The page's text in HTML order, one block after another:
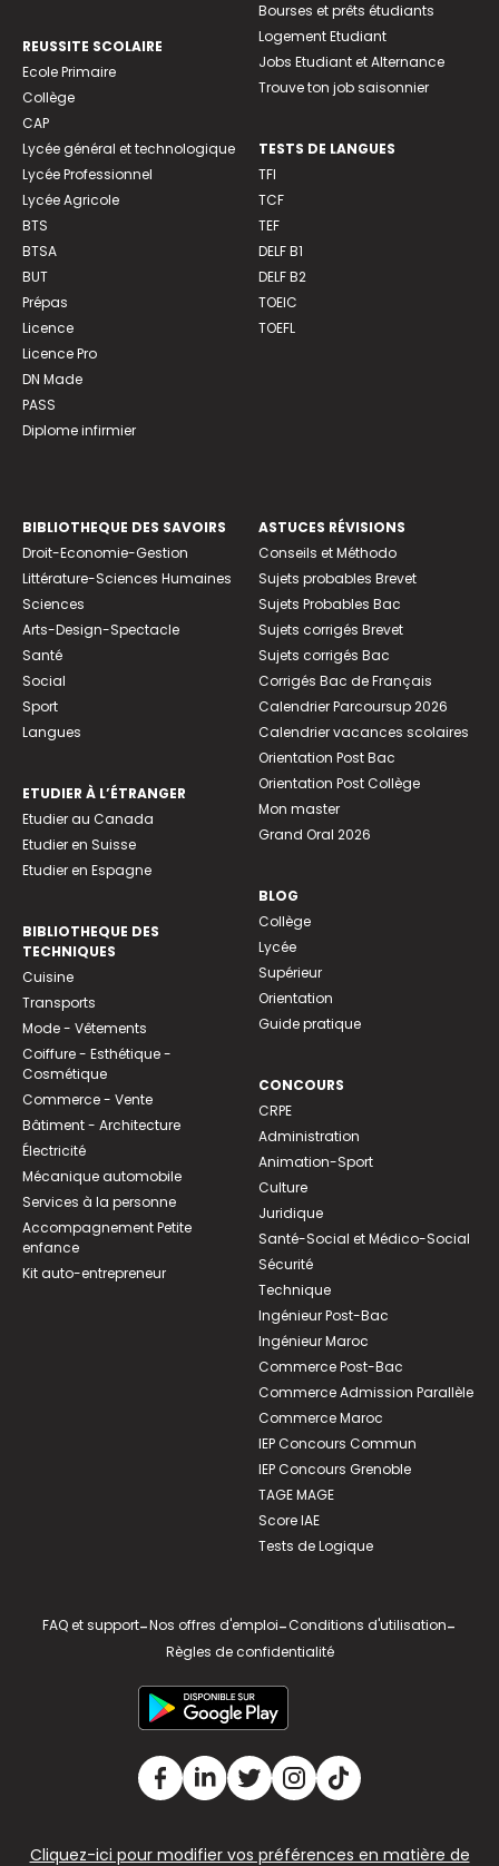
REUSSITE SCOLAIRE
Ecole Primaire
Collège
CAP
Lycée général et technologique
Lycée Professionnel
Lycée Agricole
BTS
BTSA
BUT
Prépas
Licence
Licence Pro
DN Made
PASS
Diplome infirmier
Bourses et prêts étudiants
Logement Etudiant
Jobs Etudiant et Alternance
Trouve ton job saisonnier
TESTS DE LANGUES
TFI
TCF
TEF
DELF B1
DELF B2
TOEIC
TOEFL
BIBLIOTHEQUE DES SAVOIRS
Droit-Economie-Gestion
Littérature-Sciences Humaines
Sciences
Arts-Design-Spectacle
Santé
Social
Sport
Langues
ETUDIER À L’ÉTRANGER
Etudier au Canada
Etudier en Suisse
Etudier en Espagne
BIBLIOTHEQUE DES
TECHNIQUES
Cuisine
Transports
Mode - Vêtements
Coiffure - Esthétique -
Cosmétique
Commerce - Vente
Bâtiment - Architecture
Électricité
Mécanique automobile
Services à la personne
Accompagnement Petite
enfance
Kit auto-entrepreneur
ASTUCES RÉVISIONS
Conseils et Méthodo
Sujets probables Brevet
Sujets Probables Bac
Sujets corrigés Brevet
Sujets corrigés Bac
Corrigés Bac de Français
Calendrier Parcoursup 2026
Calendrier vacances scolaires
Orientation Post Bac
Orientation Post Collège
Mon master
Grand Oral 2026
BLOG
Collège
Lycée
Supérieur
Orientation
Guide pratique
CONCOURS
CRPE
Administration
Animation-Sport
Culture
Juridique
Santé-Social et Médico-Social
Sécurité
Technique
Ingénieur Post-Bac
Ingénieur Maroc
Commerce Post-Bac
Commerce Admission Parallèle
Commerce Maroc
IEP Concours Commun
IEP Concours Grenoble
TAGE MAGE
Score IAE
Tests de Logique
FAQ et support-Nos offres d'emploi-Conditions d'utilisation-
Règles de confidentialité
Cliquez-ici pour modifier vos préférences en matière de